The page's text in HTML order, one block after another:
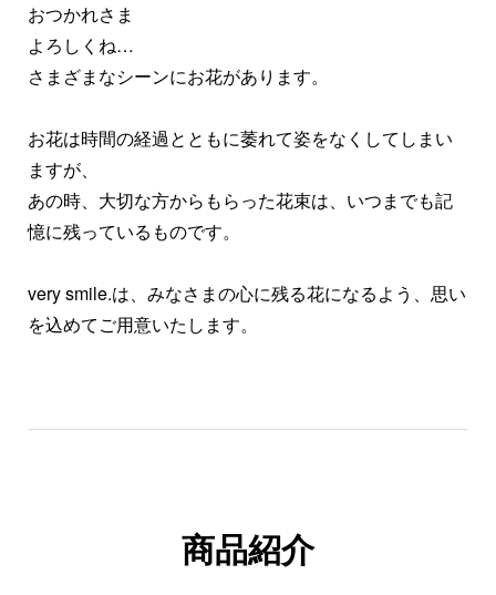
おつかれさま
よろしくね…
さまざまなシーンにお花があります。
お花は時間の経過とともに萎れて姿をなくしてしまい
ますが、
あの時、大切な方からもらった花束は、いつまでも記
憶に残っているものです。
very smile.は、みなさまの心に残る花になるよう、思い
を込めてご用意いたします。
商品紹介